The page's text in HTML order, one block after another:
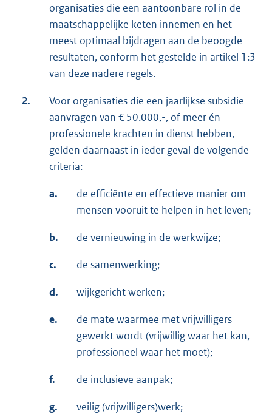
organisaties die een aantoonbare rol in de
maatschappelijke keten innemen en het
meest optimaal bijdragen aan de beoogde
resultaten, conform het gestelde in artikel 1:3
van deze nadere regels.
2.
Voor organisaties die een jaarlijkse subsidie
aanvragen van € 50.000,-, of meer én
professionele krachten in dienst hebben,
gelden daarnaast in ieder geval de volgende
criteria:
a.
de efficiënte en effectieve manier om
mensen vooruit te helpen in het leven;
b. de vernieuwing in de werkwijze;
c. de samenwerking;
d. wijkgericht werken;
e.
de mate waarmee met vrijwilligers
gewerkt wordt (vrijwillig waar het kan,
professioneel waar het moet);
f. de inclusieve aanpak;
g. veilig (vrijwilligers)werk;